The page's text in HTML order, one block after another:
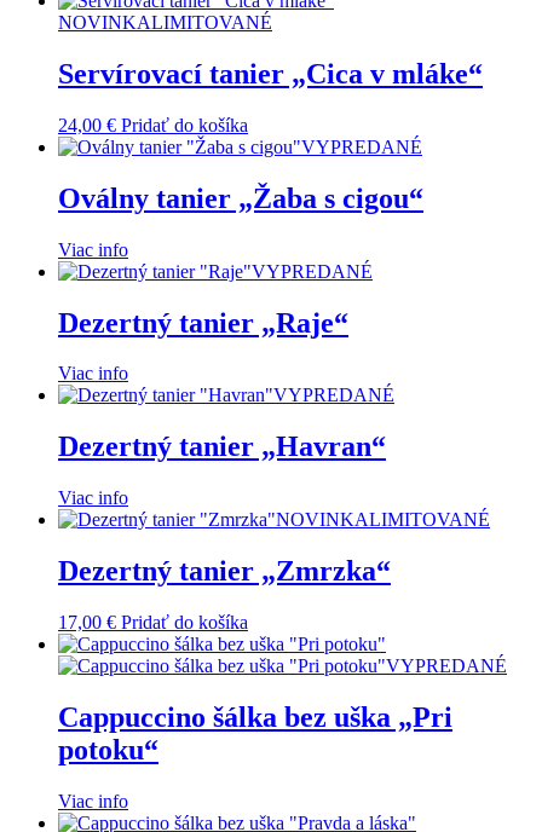
NOVINKALIMITOVANÉ
Servírovací tanier „Cica v mláke“
24,00 € Pridať do košíka
VYPREDANÉ
Oválny tanier „Žaba s cigou“
Viac info
VYPREDANÉ
Dezertný tanier „Raje“
Viac info
VYPREDANÉ
Dezertný tanier „Havran“
Viac info
NOVINKALIMITOVANÉ
Dezertný tanier „Zmrzka“
17,00 € Pridať do košíka
VYPREDANÉ
Cappuccino šálka bez uška „Pri
potoku“
Viac info